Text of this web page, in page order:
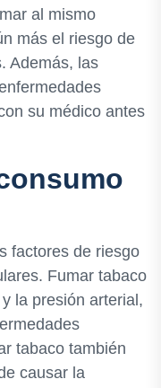
al mismo
más el riesgo de
Además, las
su médico antes
factores de riesgo
Fumar tabaco
la presión arterial,
tabaco también
causar la